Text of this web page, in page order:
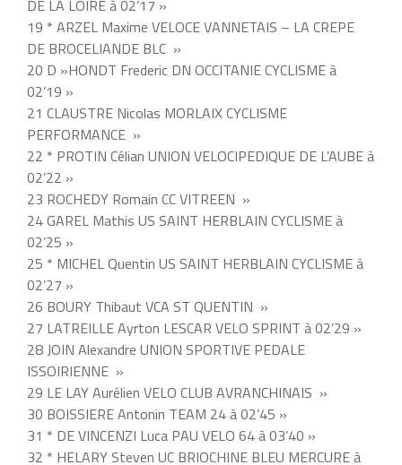
DE LA LOIRE à 02’17 »
19 * ARZEL Maxime VELOCE VANNETAIS – LA CREPE
DE BROCELIANDE BLC »
20 D »HONDT Frederic DN OCCITANIE CYCLISME à
02’19 »
21 CLAUSTRE Nicolas MORLAIX CYCLISME
PERFORMANCE »
22 * PROTIN Célian UNION VELOCIPEDIQUE DE L’AUBE à
02’22 »
23 ROCHEDY Romain CC VITREEN »
24 GAREL Mathis US SAINT HERBLAIN CYCLISME à
02’25 »
25 * MICHEL Quentin US SAINT HERBLAIN CYCLISME à
02’27 »
26 BOURY Thibaut VCA ST QUENTIN »
27 LATREILLE Ayrton LESCAR VELO SPRINT à 02’29 »
28 JOIN Alexandre UNION SPORTIVE PEDALE
ISSOIRIENNE »
29 LE LAY Aurélien VELO CLUB AVRANCHINAIS »
30 BOISSIERE Antonin TEAM 24 à 02’45 »
31 * DE VINCENZI Luca PAU VELO 64 à 03’40 »
32 * HELARY Steven UC BRIOCHINE BLEU MERCURE à